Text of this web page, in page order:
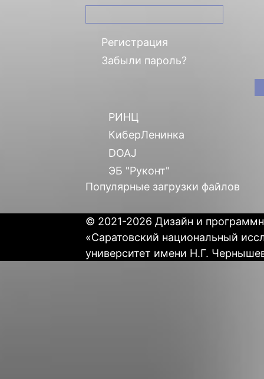
Регистрация
Забыли пароль?
РИНЦ
КиберЛенинка
DOAJ
ЭБ "Руконт"
Популярные загрузки файлов
© 2021-2026 Дизайн и
«Саратовский национальный
университет имени Н.Г.